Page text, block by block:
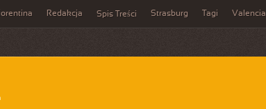
Redakcja Spis Treści Strasburg Tagi Valencia